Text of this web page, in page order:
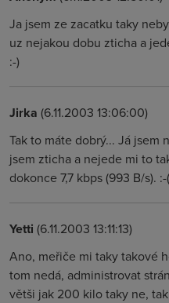
Ja jsem ze zacatku taky
uz nejakou dobu zticha a
:-)
Jirka (6.11.2003 13:06:00)
Tak to máte dobrý... Já
jsem zticha a nejede mi to
dokonce 7,7 kbps (993 B/s). :-
Yetti (6.11.2003 13:11:13)
Ano, meřiče mi taky takové
tom nedá, administrovat
větši jak 200 kilo taky ne,